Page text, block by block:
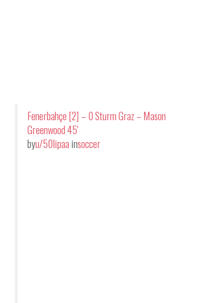
Fenerbahçe [2] – 0 Sturm Graz – Mason
Greenwood 45'
byu/50lipaainsoccer